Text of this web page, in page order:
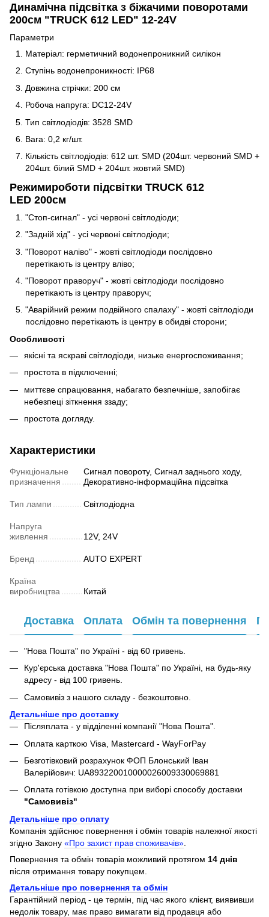
Динамічна підсвітка з біжачими поворотами
200см "TRUCK 612 LED" 12-24V
Параметри
Матеріал: герметичний водонепроникний силікон
Ступінь водонепроникності: IP68
Довжина стрічки: 200 см
Робоча напруга: DC12-24V
Тип світлодіодів: 3528 SMD
Вага: 0,2 кг/шт.
Кількість світлодіодів: 612 шт. SMD (204шт. червоний SMD +
204шт. білий SMD + 204шт. жовтий SMD)
Режимироботи підсвітки TRUCK 612
LED 200см
"Стоп-сигнал" - усі червоні світлодіоди;
"Задній хід" - усі червоні світлодіоди;
"Поворот наліво" - жовті світлодіоди послідовно
перетікають із центру вліво;
"Поворот праворуч" - жовті світлодіоди послідовно
перетікають із центру праворуч;
"Аварійний режим подвійного спалаху" - жовті світлодіоди
послідовно перетікають із центру в обидві сторони;
Особливості
якісні та яскраві світлодіоди, низьке енергоспоживання;
простота в підключенні;
миттєве спрацювання, набагато безпечніше, запобігає
небезпеці зіткнення ззаду;
простота догляду.
Характеристики
Функціональне
призначення
Сигнал повороту, Сигнал заднього ходу,
Декоративно-інформаційна підсвітка
Тип лампи Світлодіодна
Напруга
живлення
12V, 24V
Бренд AUTO EXPERT
Країна
виробництва
Китай
Доставка Оплата Обмін та повернення
"Нова Пошта" по Україні - від 60 гривень.
Кур'єрська доставка "Нова Пошта" по Україні, на будь-яку
адресу - від 100 гривень.
Самовивіз з нашого складу - безкоштовно.
Детальніше про доставку
Післяплата - у відділенні компанії "Нова Пошта".
Оплата карткою Visa, Mastercard - WayForPay
Безготівковий розрахунок ФОП Блонський Іван
Валерійович: UA893220010000026009330069881
Оплата готівкою доступна при виборі способу доставки
"Самовивіз"
Детальніше про оплату
Компанія здійснює повернення і обмін товарів належної якості
згідно Закону «Про захист прав споживачів»
Повернення та обмін товарів можливий протягом 14 днів
після отримання товару покупцем.
Детальніше про повернення та обмін
Гарантійний період - це термін, під час якого клієнт, виявивши
недолік товару, має право вимагати від продавця або